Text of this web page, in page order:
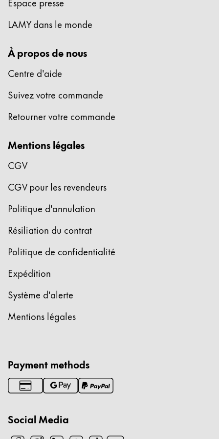
Cette région répertorie les pays et les langues
Amérique du Sud
Cette région répertorie les pays et les langues
português
Chile
español
Afrique
Cette région répertorie les pays et les langues
South Africa
Asie-Pacifique
Cette région répertorie les pays et les langues
Australia
English
China
South Korea
한국어
New Zealand
English
Singapore
English
Taiwan
LAMY dans le monde
À propos de nous
Centre d'aide
Suivez votre commande
Retourner votre commande
Mentions légales
CGV
CGV pour les revendeurs
Politique d'annulation
Résiliation du contrat
Politique de confidentialité
Expédition
Système d'alerte
Mentions légales
Payment methods
Social Media